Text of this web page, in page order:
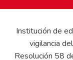
Institución de
vigilancia
Resolución 58